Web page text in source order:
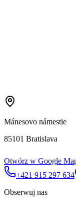
Mánesovo námestie
85101 Bratislava
Otwórz w Google
+421 915 297 634
Obserwuj nas